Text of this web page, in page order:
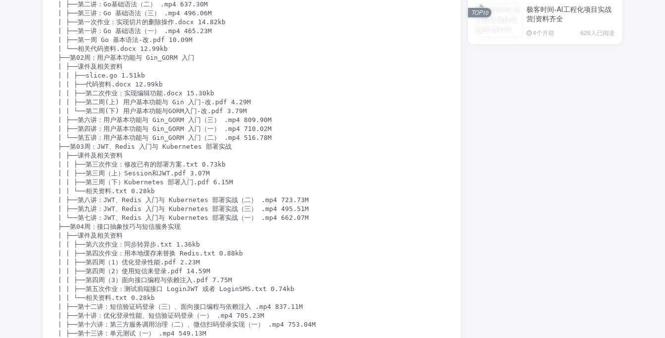
| ├──第二讲：Go基础语法（二） .mp4 637.30M
| ├──第三讲：Go 基础语法（三） .mp4 496.06M
| ├──第一次作业：实现切片的删除操作.docx 14.82kb
| ├──第一讲：Go 基础语法（一） .mp4 465.23M
| ├──第一周 Go 基本语法-改.pdf 10.09M
| └──相关代码资料.docx 12.99kb
├──第02周：用户基本功能与 Gin_GORM 入门
| ├──课件及相关资料
| | ├──slice.go 1.51kb
| | ├──代码资料.docx 12.99kb
| | ├──第二次作业：实现编辑功能.docx 15.30kb
| | ├──第二周(上) 用户基本功能与 Gin 入门-改.pdf 4.29M
| | └──第二周(下) 用户基本功能与GORM入门-改.pdf 3.79M
| ├──第六讲：用户基本功能与 Gin_GORM 入门（三） .mp4 809.90M
| ├──第四讲：用户基本功能与 Gin_GORM 入门（一） .mp4 710.02M
| └──第五讲：用户基本功能与 Gin_GORM 入门（二） .mp4 516.78M
├──第03周：JWT、Redis 入门与 Kubernetes 部署实战
| ├──课件及相关资料
| | ├──第三次作业：修改已有的部署方案.txt 0.73kb
| | ├──第三周（上）Session和JWT.pdf 3.07M
| | ├──第三周（下）Kubernetes 部署入门.pdf 6.15M
| | └──相关资料.txt 0.28kb
| ├──第八讲：JWT、Redis 入门与 Kubernetes 部署实战（二） .mp4 723.73M
| ├──第九讲：JWT、Redis 入门与 Kubernetes 部署实战（三） .mp4 495.51M
| └──第七讲：JWT、Redis 入门与 Kubernetes 部署实战（一） .mp4 662.07M
├──第04周：接口抽象技巧与短信服务实现
| ├──课件及相关资料
| | ├──第六次作业：同步转异步.txt 1.36kb
| | ├──第四次作业：用本地缓存来替换 Redis.txt 0.88kb
| | ├──第四周（1）优化登录性能.pdf 2.23M
| | ├──第四周（2）使用短信来登录.pdf 14.59M
| | ├──第四周（3）面向接口编程与依赖注入.pdf 7.75M
| | ├──第五次作业：测试前端接口 LoginJWT 或者 LoginSMS.txt 0.74kb
| | └──相关资料.txt 0.28kb
| ├──第十二讲：短信验证码登录（三）、面向接口编程与依赖注入 .mp4 837.11M
| ├──第十讲：优化登录性能、短信验证码登录（一） .mp4 705.23M
| ├──第十六讲：第三方服务调用治理（二）、微信扫码登录实现（一） .mp4 753.04M
| ├──第十三讲：单元测试（一） .mp4 549.13M
极客时间-AI工程化项目实战
营|资料齐全
4个月前 626人已阅读
TOP10